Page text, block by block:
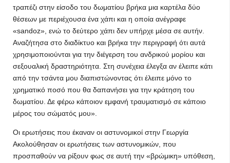
τραπέζι στην είσοδο του δωματίου βρήκα μια καρτέλα δύο
θέσεων με περιέχουσα ένα χάπι και η οποία ανέγραφε
«sandoz», ενώ το δεύτερο χάπι δεν υπήρχε μέσα σε αυτήν.
Αναζήτησα στο διαδίκτυο και βρήκα την περιγραφή ότι αυτά
χρησιμοποιούνται για την διέγερση του ανδρικού μορίου και
σεξουαλική δραστηριότητα. Στη συνέχεια έλεγξα αν έλειπε κάτι
από την τσάντα μου διαπιστώνοντας ότι έλειπε μόνο το
χρηματικό ποσό που θα δαπανήσει για την κράτηση του
δωματίου. Δε φέρω κάποιον εμφανή τραυματισμό σε κάποιο
μέρος του σώματός μου».
Οι ερωτήσεις που έκαναν οι αστυνομικοί στην Γεωργία
Ακολούθησαν οι ερωτήσεις των αστυνομικών, που
προσπαθούν να ρίξουν φως σε αυτή την «βρώμικη» υπόθεση,